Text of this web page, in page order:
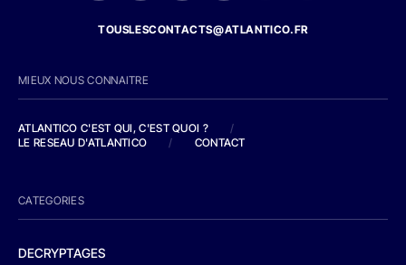
TOUSLESCONTACTS@ATLANTICO.FR
MIEUX NOUS CONNAITRE
ATLANTICO C'EST QUI, C'EST QUOI ?
/
LE RESEAU D'ATLANTICO
/ CONTACT
CATEGORIES
DECRYPTAGES